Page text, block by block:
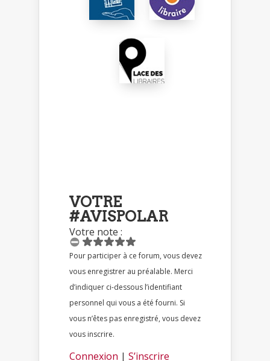
VOTRE
#AVISPOLAR
Votre note :
Pour participer à ce forum, vous devez
vous enregistrer au préalable. Merci
d’indiquer ci-dessous l’identifiant
personnel qui vous a été fourni. Si
vous n’êtes pas enregistré, vous devez
vous inscrire.
Connexion | S’inscrire